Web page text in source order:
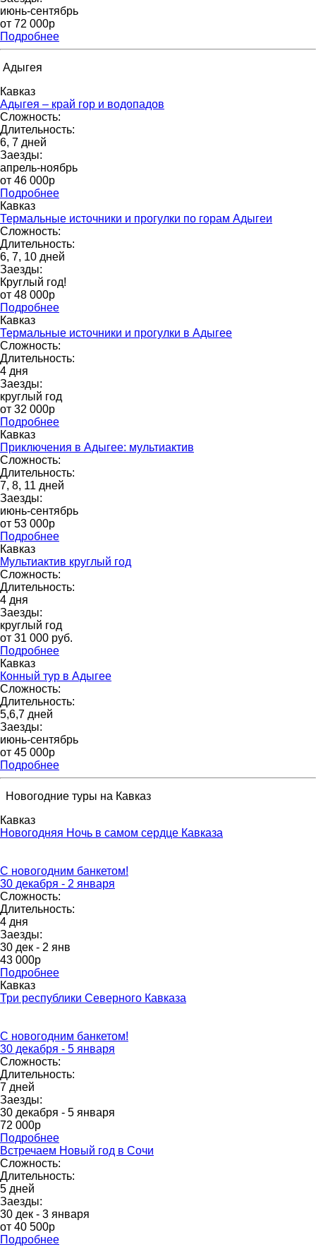
июнь-сентябрь
от 72 000p
Подробнее
Адыгея
Кавказ
Адыгея – край гор и водопадов
Сложность:
Длительность:
6, 7 дней
Заезды:
апрель-ноябрь
от 46 000p
Подробнее
Кавказ
Термальные источники и прогулки по горам Адыгеи
Сложность:
Длительность:
6, 7, 10 дней
Заезды:
Круглый год!
от 48 000p
Подробнее
Кавказ
Термальные источники и прогулки в Адыгее
Сложность:
Длительность:
4 дня
Заезды:
круглый год
от 32 000p
Подробнее
Кавказ
Приключения в Адыгее: мультиактив
Сложность:
Длительность:
7, 8, 11 дней
Заезды:
июнь-сентябрь
от 53 000p
Подробнее
Кавказ
Мультиактив круглый год
Сложность:
Длительность:
4 дня
Заезды:
круглый год
от 31 000 pуб.
Подробнее
Кавказ
Конный тур в Адыгее
Сложность:
Длительность:
5,6,7 дней
Заезды:
июнь-сентябрь
от 45 000p
Подробнее
Новогодние туры на Кавказ
Кавказ
Новогодняя Ночь в самом сердце Кавказа
С новогодним банкетом!
30 декабря - 2 января
Сложность:
Длительность:
4 дня
Заезды:
30 дек - 2 янв
43 000p
Подробнее
Кавказ
Три республики Северного Кавказа
С новогодним банкетом!
30 декабря - 5 января
Сложность:
Длительность:
7 дней
Заезды:
30 декабря - 5 января
72 000p
Подробнее
Встречаем Новый год в Сочи
Сложность:
Длительность:
5 дней
Заезды:
30 дек - 3 января
от 40 500р
Подробнее